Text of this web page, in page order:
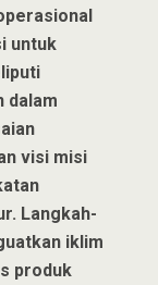
untuk
dalam
visi misi
Langkah-
iklim
produk